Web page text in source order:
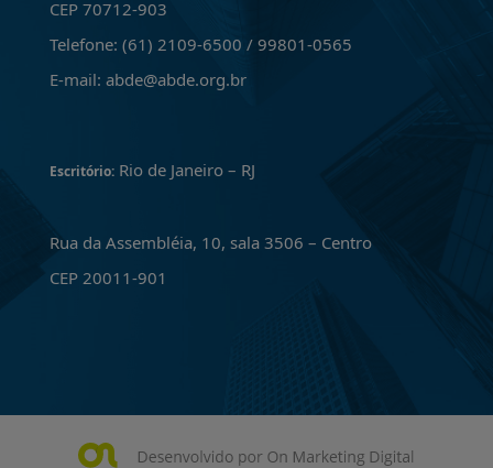
CEP 70712-903
Telefone: (61) 2109-6500 / 99801-0565
E-mail: abde@abde.org.br
Escritório:Rio de Janeiro – RJ
Rua da Assembléia, 10, sala 3506 – Centro
CEP 20011-901